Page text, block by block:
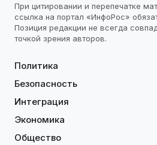
При цитировании и перепечатке
ссылка на портал «ИнфоРос»
Позиция редакции не всегда
точкой зрения авторов.
Политика
Безопасность
Интеграция
Экономика
Общество